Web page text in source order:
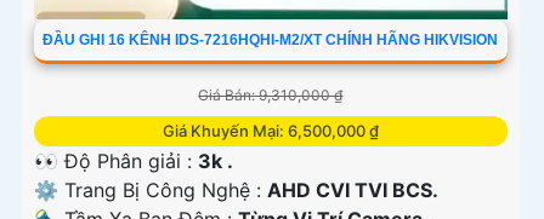
ĐẦU GHI 16 KÊNH IDS-7216HQHI-M2/XT CHÍNH HÃNG HIKVISION
Giá Bán: 9,310,000 ₫
Giá Khuyến Mại: 6,500,000 ₫
👀 Độ Phân giải : 3k .
⚙ Trang Bị Công Nghệ : AHD CVI TVI BCS.